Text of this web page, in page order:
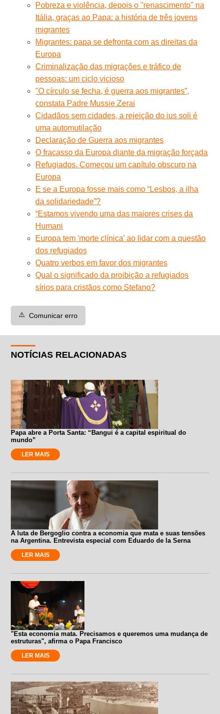
Pobreza e violência, depois o "renascimento" na
Itália, graças ao Papa: a história de três jovens
migrantes
Migrantes: papa se defronta com as direitas da
Europa
Criminalização das migrações e tráfico de
pessoas: um ciclo vicioso
"O círculo se fecha, é guerra aos migrantes”,
constata Padre Mussie Zerai
Cidadãos sem cidades, a rejeição do ius soli é
uma automutilação
Declaração de Guerra aos migrantes
O fracasso da Europa diante da migração forçada
Refugiados. Começou um capítulo obscuro na
Europa
E se a Europa fosse mais como “Lesbos, a ilha
da solidariedade”?
“Estamos vivendo uma das maiores crises da
Humani
Europa tem 'morte clínica' ao lidar com a questão
dos refugiados
Quatro verbos em favor dos migrantes
Qual o significado da proibição a refugiados
sírios para cristãos como Stefano?
⚠️ Comunicar erro
NOTÍCIAS RELACIONADAS
Papa abre a Porta Santa: “Bangui é a capital espiritual do
mundo”
LER MAIS
A luta de Bergoglio contra a economia que mata e suas tensões
na Argentina. Entrevista especial com Eduardo de la Serna
LER MAIS
"Esta economia mata. Precisamos e queremos uma mudança de
estruturas", afirma o Papa Francisco
LER MAIS